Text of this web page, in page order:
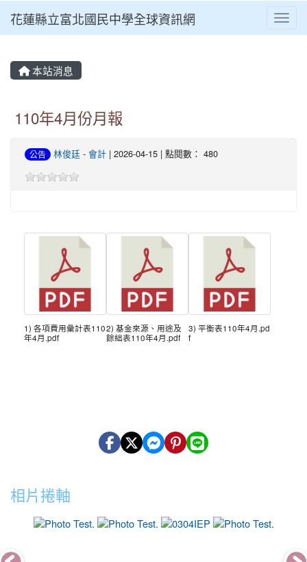
花蓮縣立富北國民中學全球資訊網
本站消息
110年4月份月報
公告 林俊廷 - 會計 | 2026-04-15 | 點閱數： 480
1) 各項費用彙計表110
年4月.pdf
2) 基金來源、用途及
餘絀表110年4月.pdf
3) 平衡表110年4月.pd
f
相片捲軸
photo-12 photo-6 photo-18